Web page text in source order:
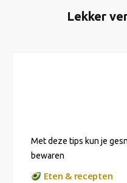
Lekker
Met deze tips kun je
bewaren
Eten & recepten